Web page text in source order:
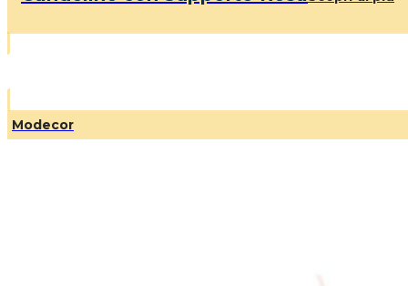
Modecor